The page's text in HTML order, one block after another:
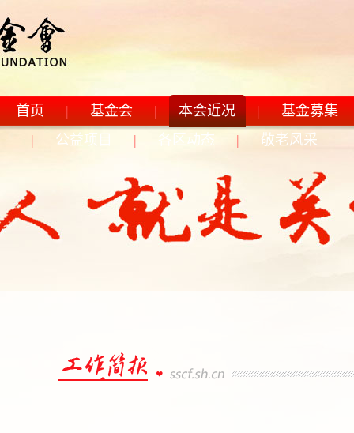
首页 | 基金会 | 本会近况 |
基金募集
|
公益项目 | 各区动态 | 敬老风采